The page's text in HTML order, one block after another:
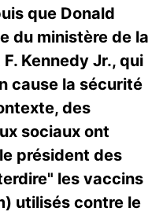
que Donald
du ministère de la
Kennedy Jr., qui
cause la sécurité
des
sociaux ont
président des
les vaccins
utilisés contre le